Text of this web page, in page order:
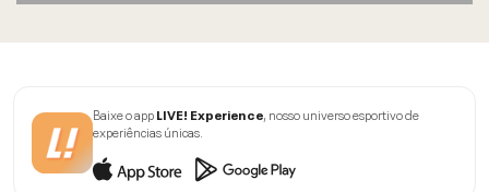
Baixe o appLIVE! Experience, nosso universo esportivo de
experiências únicas.